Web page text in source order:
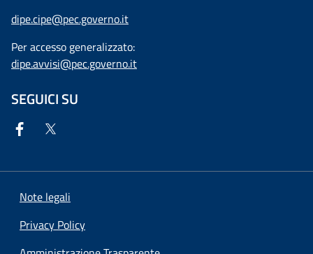
dipe.cipe@pec.governo.it
Per accesso generalizzato:
dipe.avvisi@pec.governo.it
SEGUICI SU
Note legali
Privacy Policy